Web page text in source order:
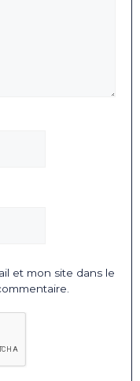
et mon site dans le